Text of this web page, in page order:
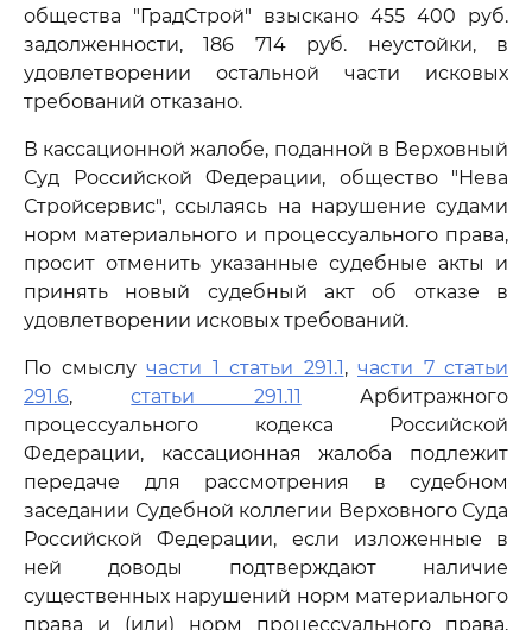
общества "ГрадСтрой" взыскано 455 400 руб.
задолженности, 186 714 руб. неустойки, в
удовлетворении остальной части исковых
требований отказано.
В кассационной жалобе, поданной в Верховный
Суд Российской Федерации, общество "Нева
Стройсервис", ссылаясь на нарушение судами
норм материального и процессуального права,
просит отменить указанные судебные акты и
принять новый судебный акт об отказе в
удовлетворении исковых требований.
По смыслу части 1 статьи 291.1, части 7 статьи
291.6,статьи 291.11 Арбитражного
процессуального кодекса Российской
Федерации, кассационная жалоба подлежит
передаче для рассмотрения в судебном
заседании Судебной коллегии Верховного Суда
Российской Федерации, если изложенные в
ней доводы подтверждают наличие
существенных нарушений норм материального
права и (или) норм процессуального права,